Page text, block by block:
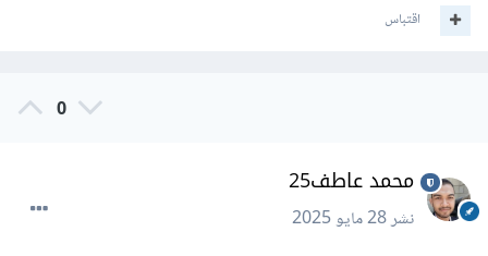
اقتباس
0
محمد عاطف25
نشر28 مايو 2025